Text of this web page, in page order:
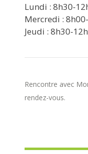
Lundi : 8h30-
Mercredi :
Jeudi : 8h30-
Rencontre avec
rendez-vous.